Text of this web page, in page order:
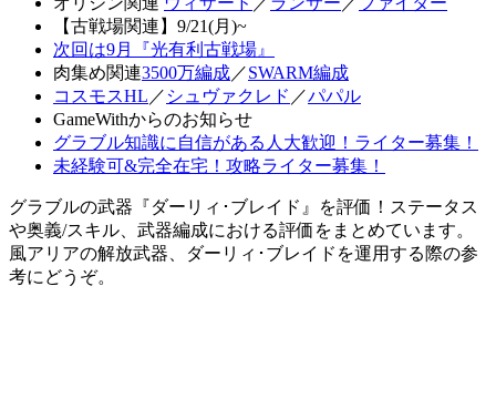
【古戦場関連】9/21(月)~
次回は9月『光有利古戦場』
肉集め関連3500万編成／SWARM編成
コスモスHL ／ シュヴァクレド ／パパル
GameWithからのお知らせ
グラブル知識に自信がある人大歓迎！ライター募集！
未経験可&完全在宅！攻略ライター募集！
グラブルの武器『ダーリィ･ブレイド』を評価！ステータス
や奥義/スキル、武器編成における評価をまとめています。
風アリアの解放武器、ダーリィ･ブレイドを運用する際の参
考にどうぞ。